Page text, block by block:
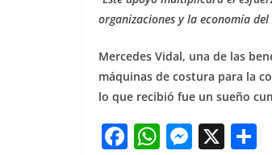
organizaciones y la economía del
Mercedes Vidal, una de las
máquinas de costura para la
lo que recibió fue un sueño
F W M X